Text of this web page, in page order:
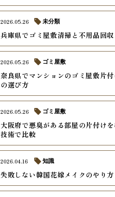
兵庫県でゴミ屋敷清掃と不用品回
2026.05.26 未分類
奈良県でマンションのゴミ屋敷片
の選び方
2026.05.26 ゴミ屋敷
大阪府で悪臭がある部屋の片付け
技術で比較
2026.05.26 ゴミ屋敷
失敗しない韓国花嫁メイクのやり
2026.04.16 知識